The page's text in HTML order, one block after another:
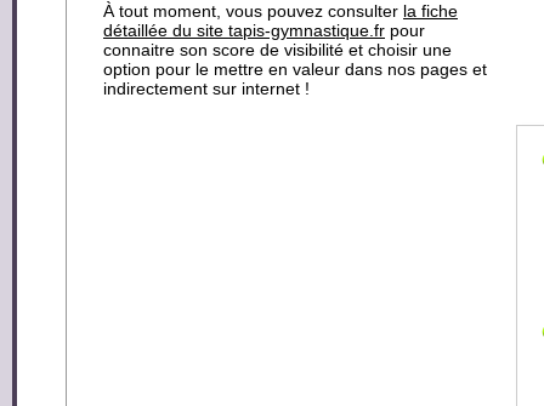
À tout moment, vous pouvez consulter la fiche
détaillée du site tapis-gymnastique.fr pour
connaitre son score de visibilité et choisir une
option pour le mettre en valeur dans nos pages et
indirectement sur internet !